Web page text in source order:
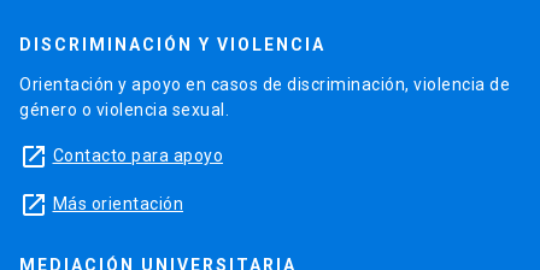
DISCRIMINACIÓN Y VIOLENCIA
Orientación y apoyo en casos de discriminación, violencia de
género o violencia sexual.
launch Contacto para apoyo
launch Más orientación
MEDIACIÓN UNIVERSITARIA